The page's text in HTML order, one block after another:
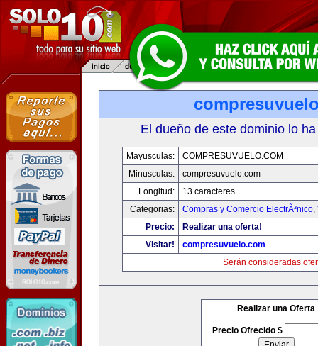
El dueño de este dominio lo
Mayusculas:
COMPRESUVUELO.COM
Minusculas:
compresuvuelo.com
Longitud:
13 caracteres
Categorias:
Compras y Comercio ElectrÃ³nico,
Precio:
Realizar una oferta!
Visitar!
compresuvuelo.com
Serán consideradas
Realizar una Oferta
Precio Ofrecido $